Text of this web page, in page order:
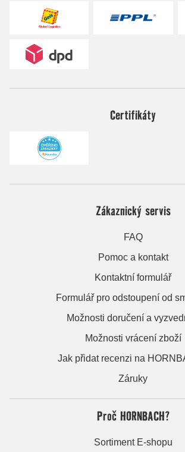
Certifikáty
Zákaznický servis
FAQ
Pomoc a kontakt
Kontaktní formulář
Formulář pro odstoupení od
Možnosti doručení a
Možnosti vrácení zboží
Jak přidat recenzi na
Záruky
Proč HORNBACH?
Sortiment E-shopu